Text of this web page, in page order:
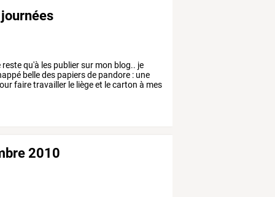
restequ'à les publiersur mon blog.. je
belledes papiersde pandore : une
fairetravailler le liègeet lecarton à mes
2010